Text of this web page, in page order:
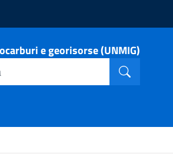
e georisorse (UNMIG)